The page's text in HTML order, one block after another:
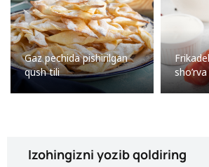
Gaz pechida pishirilgan
qush tili
sho’rva
Izohingizni yozib qoldiring